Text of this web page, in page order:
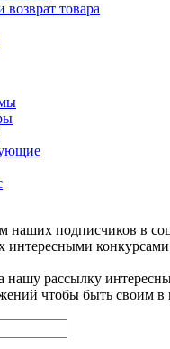
возврат товара
подписчиков в
интересными конкурсами
рассылку
чтобы быть своим в